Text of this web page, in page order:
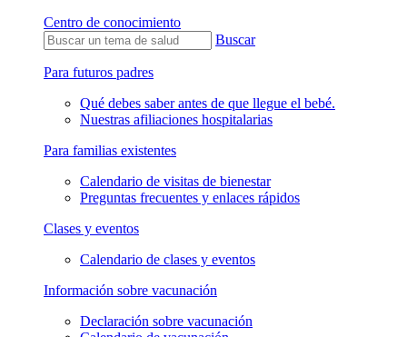
Centro de conocimiento
Buscar
Para futuros padres
Qué debes saber antes de que llegue el bebé.
Nuestras afiliaciones hospitalarias
Para familias existentes
Calendario de visitas de bienestar
Preguntas frecuentes y enlaces rápidos
Clases y eventos
Calendario de clases y eventos
Información sobre vacunación
Declaración sobre vacunación